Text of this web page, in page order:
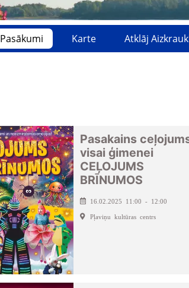
Pasākumi Karte Atklāj
Pasakains
visai ģimenei
CEĻOJUMS
BRĪNUMOS
16.02.2025 11:00 - 12:00
Pļaviņu kultūras centrs